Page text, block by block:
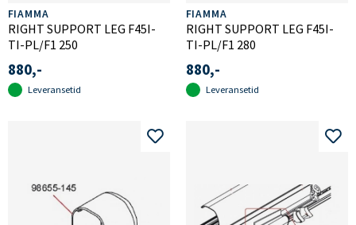
FIAMMA
RIGHT SUPPORT LEG F45I-
TI-PL/F1 250
880,-
Leveransetid
FIAMMA
RIGHT SUPPORT LEG F45I-
TI-PL/F1 280
880,-
Leveransetid